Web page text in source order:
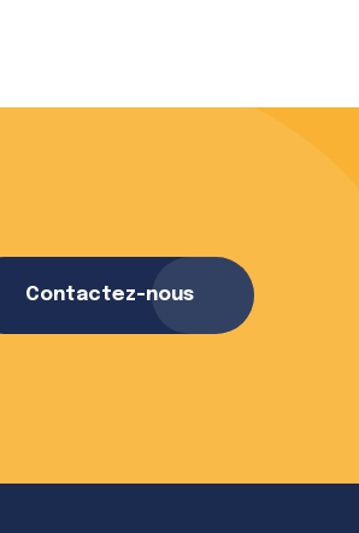
savoir plus
Contactez-nous